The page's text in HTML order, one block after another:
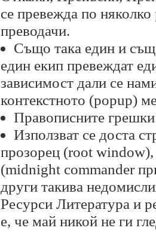
се превежда по
преводачи.
Също така един и същ
един екип превеждат
зависимост дали се
контекстното (popup)
Правописните
Използват се доста
прозорец (root
(midnight commander
други такива
Ресурси Литература и
е, че май никой не ги